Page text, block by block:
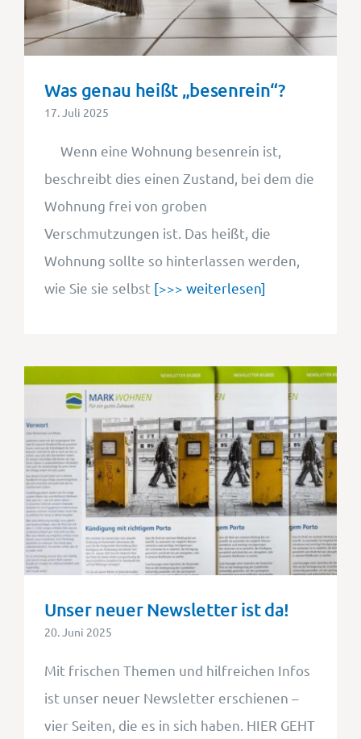
Was genau heißt „besenrein“?
17. Juli 2025
Wenn eine Wohnung besenrein ist,
beschreibt dies einen Zustand, bei dem die
Wohnung frei von groben
Verschmutzungen ist. Das heißt, die
Wohnung sollte so hinterlassen werden,
wie Sie sie selbst[>>> weiterlesen]
Unser neuer Newsletter ist da!
20. Juni 2025
Mit frischen Themen und hilfreichen Infos
ist unser neuer Newsletter erschienen –
vier Seiten, die es in sich haben. HIER GEHT